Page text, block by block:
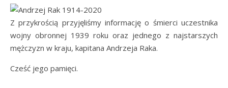
Z przykrością przyjęliśmy informację o śmierci uczestnika
wojny obronnej 1939 roku oraz jednego z najstarszych
mężczyzn w kraju, kapitana Andrzeja Raka.
Cześć jego pamięci.